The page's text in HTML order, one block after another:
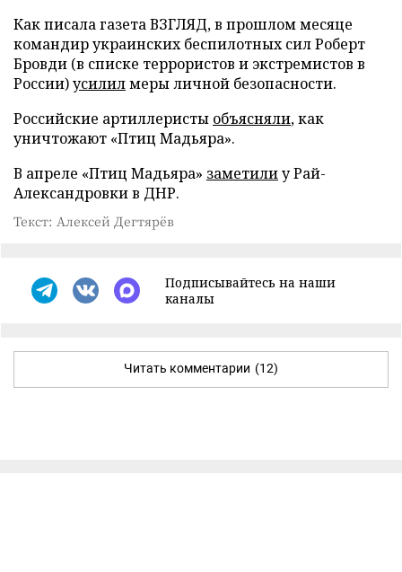
Как писала газета ВЗГЛЯД, в прошлом месяце
командир украинских беспилотных сил Роберт
Бровди (в списке террористов и экстремистов в
России)усилилмеры личной безопасности.
Российские артиллеристы объясняли, как
уничтожают «Птиц Мадьяра».
В апреле «Птиц Мадьяра» заметилиу Рай-
Александровки в ДНР.
Текст: Алексей Дегтярёв
Подписывайтесь на наши
каналы
Читать комментарии (12)